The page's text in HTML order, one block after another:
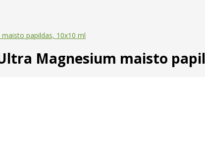
papildas, 10x10 ml
Magnesium maisto